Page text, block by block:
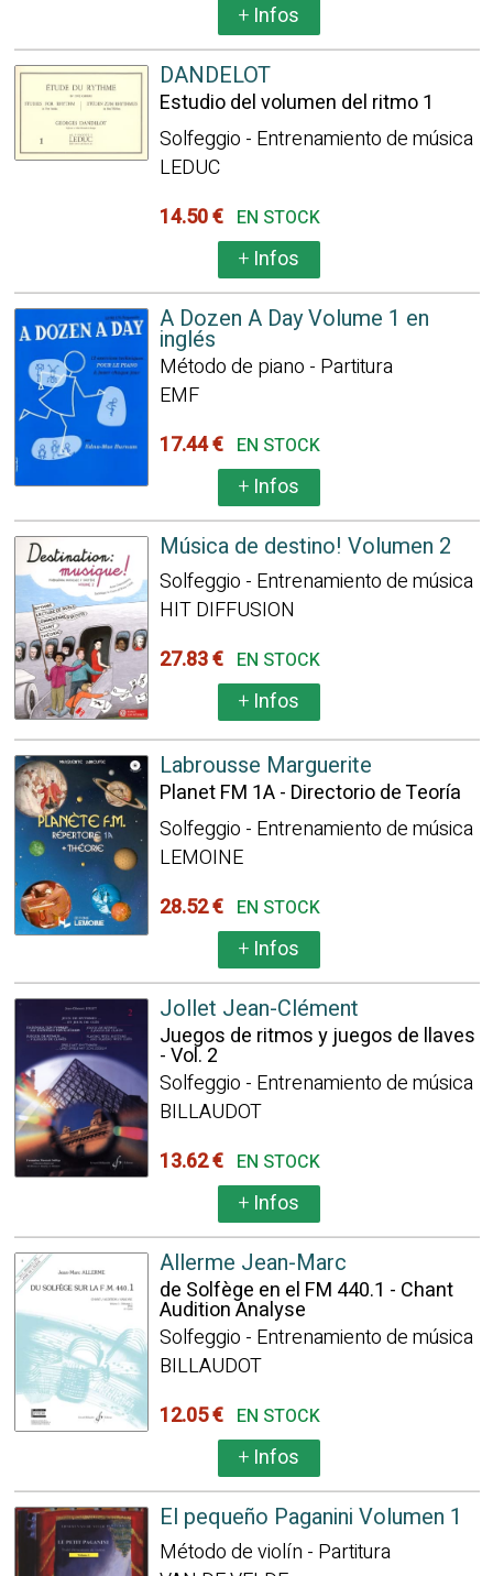
+Infos
DANDELOT
Estudio del volumen del ritmo 1
Solfeggio - Entrenamiento de música
LEDUC
14.50 € EN STOCK
+Infos
A Dozen A Day Volume 1 en
inglés
Método de piano - Partitura
EMF
17.44 € EN STOCK
+Infos
Música de destino! Volumen 2
Solfeggio - Entrenamiento de música
HIT DIFFUSION
27.83 € EN STOCK
+Infos
Labrousse Marguerite
Planet FM 1A - Directorio de Teoría
Solfeggio - Entrenamiento de música
LEMOINE
28.52 € EN STOCK
+Infos
Jollet Jean-Clément
Juegos de ritmos y juegos de llaves
- Vol. 2
Solfeggio - Entrenamiento de música
BILLAUDOT
13.62 € EN STOCK
+Infos
Allerme Jean-Marc
de Solfège en el FM 440.1 - Chant
Audition Analyse
Solfeggio - Entrenamiento de música
BILLAUDOT
12.05 € EN STOCK
+Infos
El pequeño Paganini Volumen 1
Método de violín - Partitura